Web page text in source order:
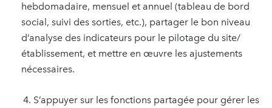
hebdomadaire, mensuel et annuel (tableau de bord
social, suivi des sorties, etc.), partager le bon niveau
d’analyse des indicateurs pour le pilotage du site/
établissement, et mettre en œuvre les ajustements
nécessaires.
S’appuyer sur les fonctions partagée pour gérer les